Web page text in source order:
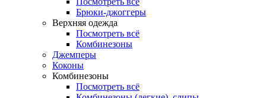
Брюки-джоггеры
Верхняя одежда
Посмотреть всё
Комбинезоны
Джемперы
Коконы
Комбинезоны
Посмотреть всё